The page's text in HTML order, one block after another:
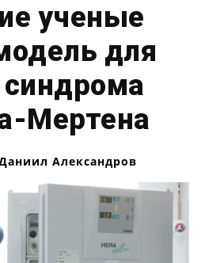
ученые
для
синдрома
Мертена
Александров